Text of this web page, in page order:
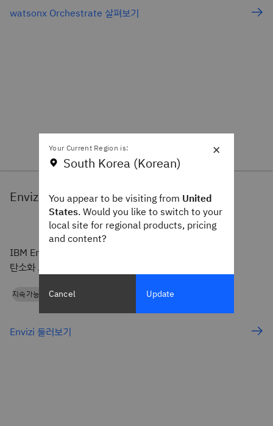
watsonx Orchestrate 살펴보기
Envizi
IBM Envizi는 온실 가스 배출량 계산, 지속 가능성 보고, 탈
탄소화 노력을 위한 고급 도구를 제공합니다.
지속가능성
Envizi 둘러보기
×
Your Current Region is:
South Korea (Korean)
You appear to be visiting from United
States. Would you like to switch to your
local site for regional products, pricing
and content?
Cancel Update